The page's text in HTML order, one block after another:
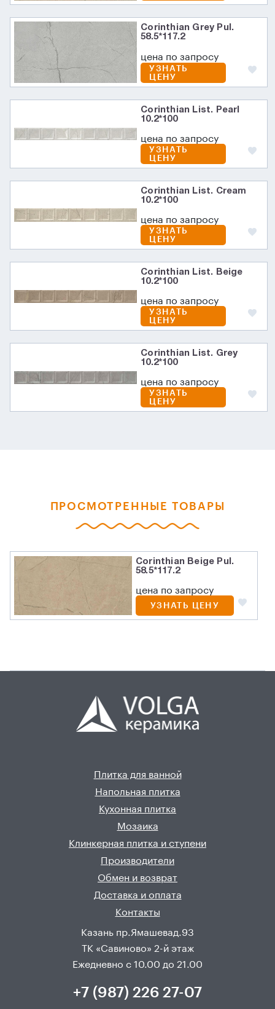
Corinthian Grey Pul.
58.5*117.2
цена по запросу
УЗНАТЬ
ЦЕНУ
Corinthian List. Pearl
10.2*100
цена по запросу
УЗНАТЬ
ЦЕНУ
Corinthian List. Cream
10.2*100
цена по запросу
УЗНАТЬ
ЦЕНУ
Corinthian List. Beige
10.2*100
цена по запросу
УЗНАТЬ
ЦЕНУ
Corinthian List. Grey
10.2*100
цена по запросу
УЗНАТЬ
ЦЕНУ
ПРОСМОТРЕННЫЕ ТОВАРЫ
Corinthian Beige Pul.
58.5*117.2
цена по запросу
УЗНАТЬ ЦЕНУ
Плитка для ванной
Напольная плитка
Кухонная плитка
Мозаика
Клинкерная плитка и ступени
Производители
Обмен и возврат
Доставка и оплата
Контакты
Казань пр.Ямашевад.93
ТК «Савиново» 2-й этаж
Ежедневно с 10.00 до 21.00
+7 (987) 226 27-07